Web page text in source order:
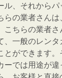
ル、それから
らの業者さん
こちらの業者
、一般のレン
とができます
ーでは用途が